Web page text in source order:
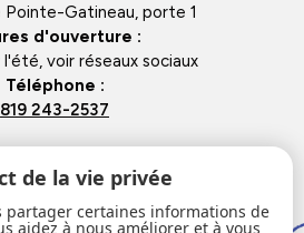
Pointe-Gatineau, porte 1
d'ouverture :
voir réseaux sociaux
Téléphone :
819 243-2537
La Cabane
:
rue du Barry
de la vie privée
partager certaines informations de
aidez à nous améliorer et à vous